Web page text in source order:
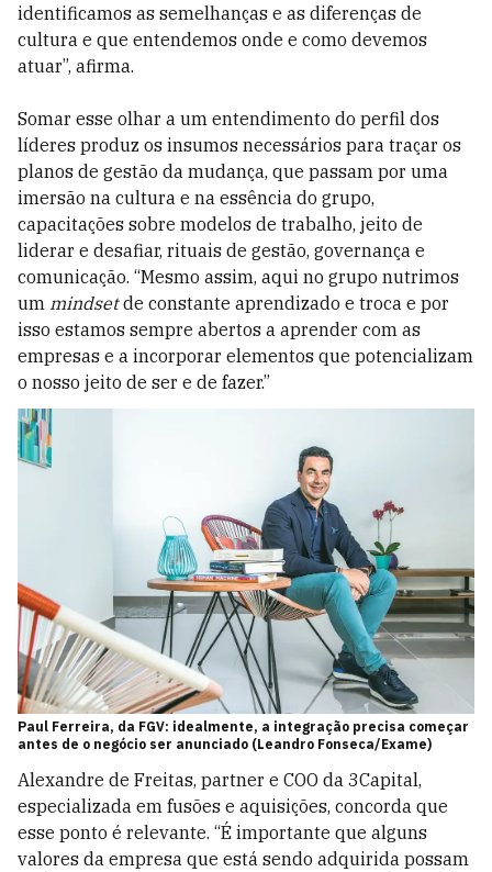
identificamos as semelhanças e as diferenças de
cultura e que entendemos onde e como devemos
atuar”, afirma.
Somar esse olhar a um entendimento do perfil dos
líderes produz os insumos necessários para traçar os
planos de gestão da mudança, que passam por uma
imersão na cultura e na essência do grupo,
capacitações sobre modelos de trabalho, jeito de
liderar e desafiar, rituais de gestão, governança e
comunicação. “Mesmo assim, aqui no grupo nutrimos
um mind­setde constante aprendizado e troca e por
isso estamos sempre abertos a aprender com as
empresas e a incorporar elementos que potencializam
o nosso jeito de ser e de fazer.”
Paul Ferreira, da FGV: idealmente, a integração precisa começar
antes de o negócio ser anunciado (Leandro Fonseca/Exame)
Alexandre de Freitas, partner e COO da 3Capital,
especializada em fusões e aquisições, concorda que
esse ponto é relevante. “É importante que alguns
valores da empresa que está sendo adquirida possam